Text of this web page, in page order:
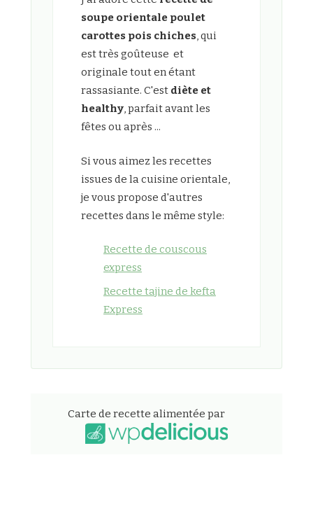
soupe orientale poulet
carottes pois chiches, qui
est très goûteuse et
originale tout en étant
rassasiante. C'est diète et
healthy, parfait avant les
fêtes ou après ...
Si vous aimez les recettes
issues de la cuisine orientale,
je vous propose d'autres
recettes dans le même style:
Recette de couscous
express
Recette tajine de kefta
Express
Carte de recette alimentée par